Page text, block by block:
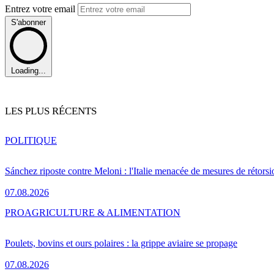
Entrez votre email
S'abonner
Loading...
LES PLUS RÉCENTS
Sánchez riposte contre Meloni : l'Italie menacée de mesures de
07.08.2026
POLITIQUE
Poulets, bovins et ours polaires : la grippe aviaire se propage
07.08.2026
PROAGRICULTURE & ALIMENTATION